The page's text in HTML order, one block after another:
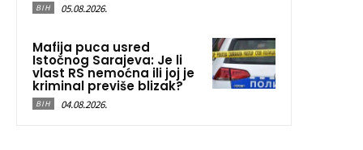
BIH 05.08.2026.
Mafija puca usred
Istočnog Sarajeva: Je li
vlast RS nemoćna ili joj je
kriminal previše blizak?
BIH 04.08.2026.